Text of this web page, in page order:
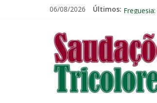
06/08/2026 Últimos: Pressão
Reféns
Tricolores